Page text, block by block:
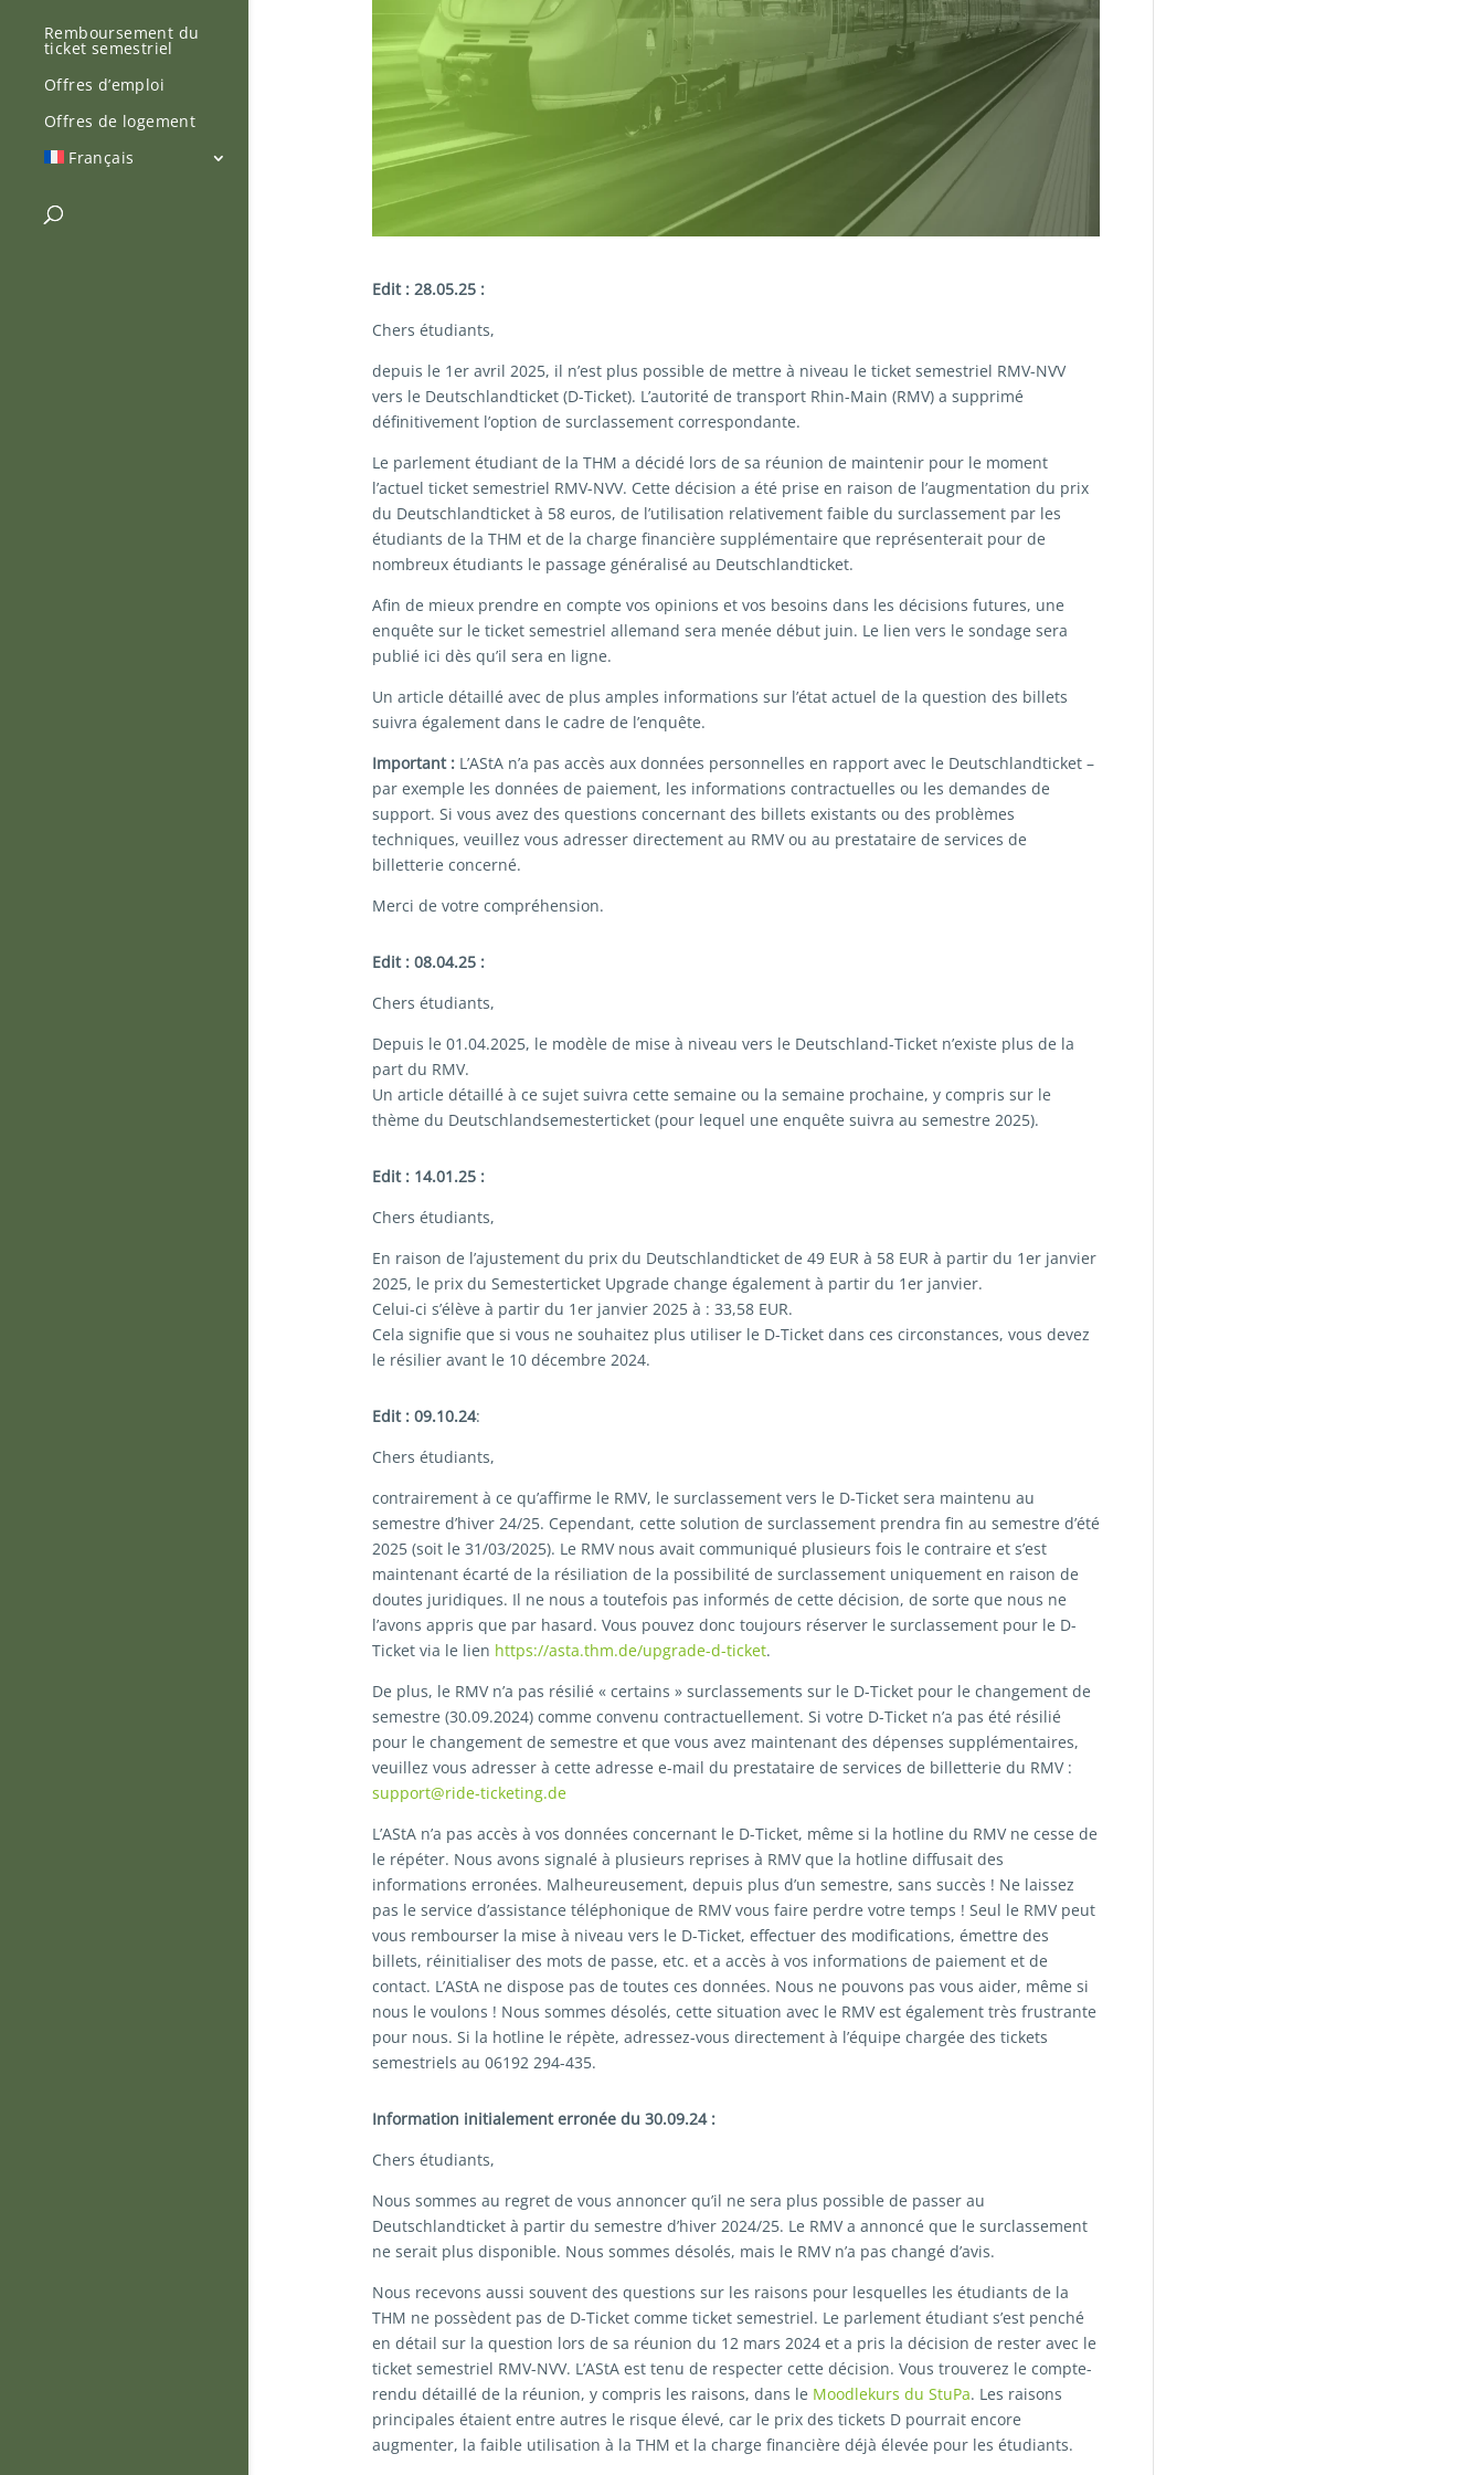
Remboursement du
ticket semestriel
Offres d’emploi
Offres de logement
Français
Edit : 28.05.25 :
Chers étudiants,
depuis le 1er avril 2025, il n’est plus possible de mettre à niveau le ticket semestriel RMV-NVV
vers le Deutschlandticket (D-Ticket). L’autorité de transport Rhin-Main (RMV) a supprimé
définitivement l’option de surclassement correspondante.
Le parlement étudiant de la THM a décidé lors de sa réunion de maintenir pour le moment
l’actuel ticket semestriel RMV-NVV. Cette décision a été prise en raison de l’augmentation du prix
du Deutschlandticket à 58 euros, de l’utilisation relativement faible du surclassement par les
étudiants de la THM et de la charge financière supplémentaire que représenterait pour de
nombreux étudiants le passage généralisé au Deutschlandticket.
Afin de mieux prendre en compte vos opinions et vos besoins dans les décisions futures, une
enquête sur le ticket semestriel allemand sera menée début juin. Le lien vers le sondage sera
publié ici dès qu’il sera en ligne.
Un article détaillé avec de plus amples informations sur l’état actuel de la question des billets
suivra également dans le cadre de l’enquête.
Important :L’AStA n’a pas accès aux données personnelles en rapport avec le Deutschlandticket –
par exemple les données de paiement, les informations contractuelles ou les demandes de
support. Si vous avez des questions concernant des billets existants ou des problèmes
techniques, veuillez vous adresser directement au RMV ou au prestataire de services de
billetterie concerné.
Merci de votre compréhension.
Edit : 08.04.25 :
Chers étudiants,
Depuis le 01.04.2025, le modèle de mise à niveau vers le Deutschland-Ticket n’existe plus de la
part du RMV.
Un article détaillé à ce sujet suivra cette semaine ou la semaine prochaine, y compris sur le
thème du Deutschlandsemesterticket (pour lequel une enquête suivra au semestre 2025).
Edit : 14.01.25 :
Chers étudiants,
En raison de l’ajustement du prix du Deutschlandticket de 49 EUR à 58 EUR à partir du 1er janvier
2025, le prix du Semesterticket Upgrade change également à partir du 1er janvier.
Celui-ci s’élève à partir du 1er janvier 2025 à : 33,58 EUR.
Cela signifie que si vous ne souhaitez plus utiliser le D-Ticket dans ces circonstances, vous devez
le résilier avant le 10 décembre 2024.
Edit : 09.10.24:
Chers étudiants,
contrairement à ce qu’affirme le RMV, le surclassement vers le D-Ticket sera maintenu au
semestre d’hiver 24/25. Cependant, cette solution de surclassement prendra fin au semestre d’été
2025 (soit le 31/03/2025). Le RMV nous avait communiqué plusieurs fois le contraire et s’est
maintenant écarté de la résiliation de la possibilité de surclassement uniquement en raison de
doutes juridiques. Il ne nous a toutefois pas informés de cette décision, de sorte que nous ne
l’avons appris que par hasard. Vous pouvez donc toujours réserver le surclassement pour le D-
Ticket via le lien https://asta.thm.de/upgrade-d-ticket.
De plus, le RMV n’a pas résilié « certains » surclassements sur le D-Ticket pour le changement de
semestre (30.09.2024) comme convenu contractuellement. Si votre D-Ticket n’a pas été résilié
pour le changement de semestre et que vous avez maintenant des dépenses supplémentaires,
veuillez vous adresser à cette adresse e-mail du prestataire de services de billetterie du RMV :
support@ride-ticketing.de
L’AStA n’a pas accès à vos données concernant le D-Ticket, même si la hotline du RMV ne cesse de
le répéter. Nous avons signalé à plusieurs reprises à RMV que la hotline diffusait des
informations erronées. Malheureusement, depuis plus d’un semestre, sans succès ! Ne laissez
pas le service d’assistance téléphonique de RMV vous faire perdre votre temps ! Seul le RMV peut
vous rembourser la mise à niveau vers le D-Ticket, effectuer des modifications, émettre des
billets, réinitialiser des mots de passe, etc. et a accès à vos informations de paiement et de
contact. L’AStA ne dispose pas de toutes ces données. Nous ne pouvons pas vous aider, même si
nous le voulons ! Nous sommes désolés, cette situation avec le RMV est également très frustrante
pour nous. Si la hotline le répète, adressez-vous directement à l’équipe chargée des tickets
semestriels au 06192 294-435.
Information initialement erronée du 30.09.24 :
Chers étudiants,
Nous sommes au regret de vous annoncer qu’il ne sera plus possible de passer au
Deutschlandticket à partir du semestre d’hiver 2024/25. Le RMV a annoncé que le surclassement
ne serait plus disponible. Nous sommes désolés, mais le RMV n’a pas changé d’avis.
Nous recevons aussi souvent des questions sur les raisons pour lesquelles les étudiants de la
THM ne possèdent pas de D-Ticket comme ticket semestriel. Le parlement étudiant s’est penché
en détail sur la question lors de sa réunion du 12 mars 2024 et a pris la décision de rester avec le
ticket semestriel RMV-NVV. L’AStA est tenu de respecter cette décision. Vous trouverez le compte-
rendu détaillé de la réunion, y compris les raisons, dans le Moodlekurs du StuPa. Les raisons
principales étaient entre autres le risque élevé, car le prix des tickets D pourrait encore
augmenter, la faible utilisation à la THM et la charge financière déjà élevée pour les étudiants.